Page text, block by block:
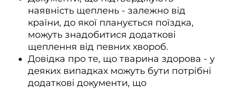
наявність щеплень - залежно від
країни, до якої планується поїздка,
можуть знадобитися додаткові
щеплення від певних хвороб.
Довідка про те, що тварина здорова - у
деяких випадках можуть бути потрібні
додаткові документи, що